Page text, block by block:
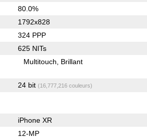
80.0%
1792x828
324 PPP
625 NITs
Multitouch Brillant
24 bit (16,777,216 couleurs)
iPhone XR
12-MP